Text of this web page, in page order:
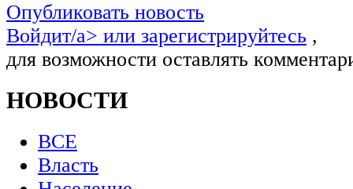
Опубликовать новость
Войдит/a> или зарегистрируйтесь ,
для возможности оставлять
НОВОСТИ
ВСЕ
Власть